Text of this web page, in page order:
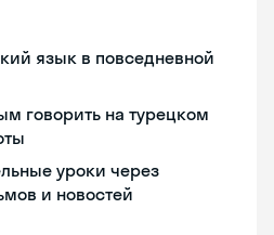
язык в повседневной
говорить на турецком
уроки через
и новостей